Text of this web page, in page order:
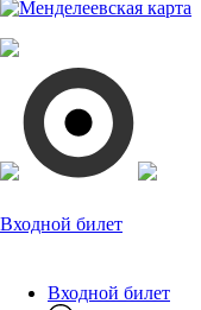
Входной билет
Входной билет